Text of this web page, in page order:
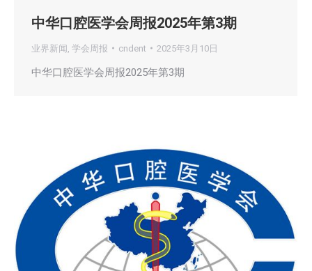
中华口腔医学会周报2025年第3期
业界新闻 学会周报 cndent 2025年3月10日
中华口腔医学会周报2025年第3期